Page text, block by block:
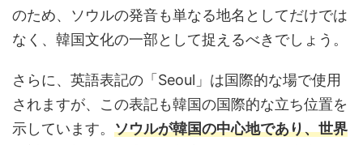
のため、ソウルの発音も単なる地名としてだけでは
なく、韓国文化の一部として捉えるべきでしょう。
さらに、英語表記の「Seoul」は国際的な場で使用
されますが、この表記も韓国の国際的な立ち位置を
示しています。 ソウルが韓国の中心地であり、世界